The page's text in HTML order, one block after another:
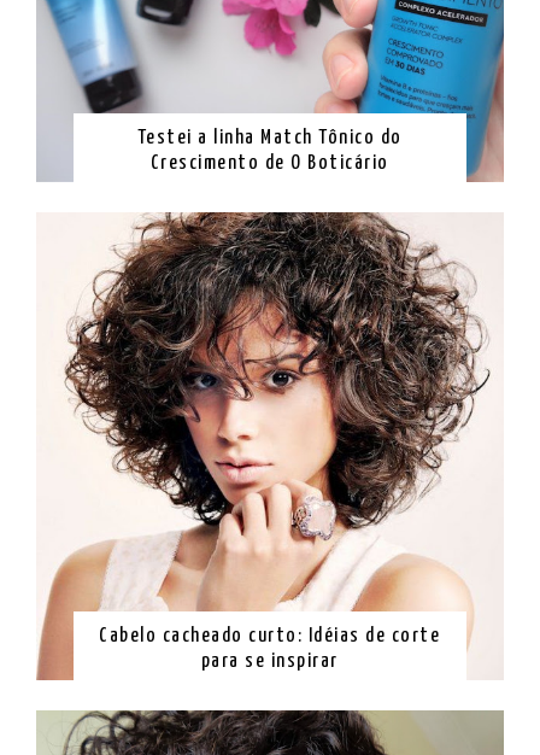
Testei a linha Match Tônico do
Crescimento de O Boticário
Cabelo cacheado curto: Idéias de corte
para se inspirar